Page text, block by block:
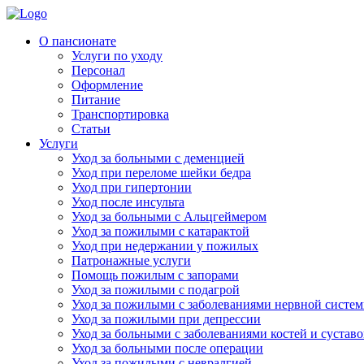
Skip
content
Родительская Усадьба
Пансионат для пожилых людей «Родительская усадьба»
О пансионате
Услуги по уходу
Персонал
Оформление
Питание
Транспортировка
Статьи
Услуги
Уход за больными с деменцией
Уход при переломе шейки бедра
Уход при гипертонии
Уход после инсульта
Уход за больными с Альцгеймером
Уход за пожилыми с катарактой
Уход при недержании у пожилых
Патронажные услуги
Помощь пожилым с запорами
Уход за пожилыми с подагрой
Уход за пожилыми с заболеваниями нервной
Уход за пожилыми при депрессии
Уход за больными с заболеваниями костей и
Уход за больными после операции